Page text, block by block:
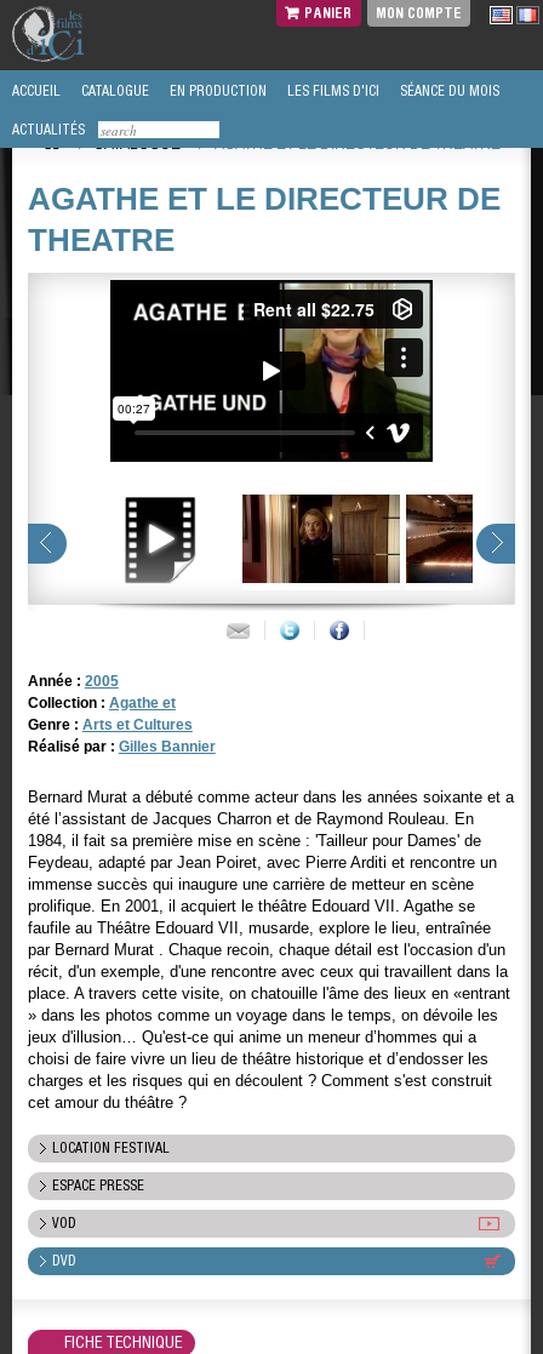
PANIER MON COMPTE
ACCUEIL CATALOGUE EN PRODUCTION LES FILMS D'ICI SÉANCE DU MOIS
ACTUALITÉS
/
CATALOGUE / AGATHE ET LE DIRECTEUR DE THEATRE
AGATHE ET LE DIRECTEUR DE
THEATRE
Année : 2005
Collection : Agathe et
Genre : Arts et Cultures
Réalisé par : Gilles Bannier
Bernard Murat a débuté comme acteur dans les années soixante et a
été l’assistant de Jacques Charron et de Raymond Rouleau. En
1984, il fait sa première mise en scène : 'Tailleur pour Dames' de
Feydeau, adapté par Jean Poiret, avec Pierre Arditi et rencontre un
immense succès qui inaugure une carrière de metteur en scène
prolifique. En 2001, il acquiert le théâtre Edouard VII. Agathe se
faufile au Théâtre Edouard VII, musarde, explore le lieu, entraînée
par Bernard Murat . Chaque recoin, chaque détail est l'occasion d'un
récit, d'un exemple, d'une rencontre avec ceux qui travaillent dans la
place. A travers cette visite, on chatouille l'âme des lieux en «entrant
» dans les photos comme un voyage dans le temps, on dévoile les
jeux d'illusion… Qu'est-ce qui anime un meneur d’hommes qui a
choisi de faire vivre un lieu de théâtre historique et d’endosser les
charges et les risques qui en découlent ? Comment s'est construit
cet amour du théâtre ?
LOCATION FESTIVAL
ESPACE PRESSE
VOD
DVD
FICHE TECHNIQUE